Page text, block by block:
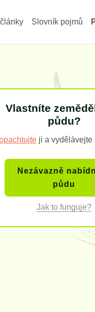
Slovník pojmů
Vlastníte
půdu?
ji a vydělávejte
Nezávazně
půdu
Jak to funguje?